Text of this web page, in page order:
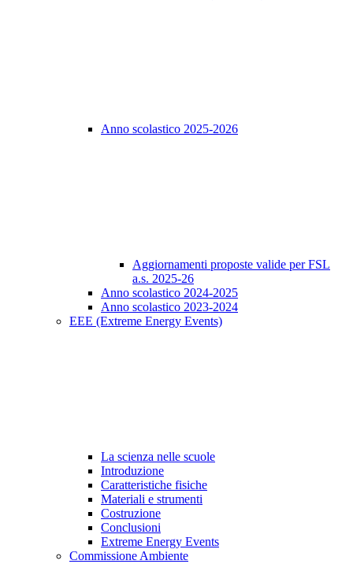
Anno scolastico 2025-2026
Aggiornamenti proposte valide per FSL
a.s. 2025-26
Anno scolastico 2024-2025
Anno scolastico 2023-2024
EEE (Extreme Energy Events)
La scienza nelle scuole
Introduzione
Caratteristiche fisiche
Materiali e strumenti
Costruzione
Conclusioni
Extreme Energy Events
Commissione Ambiente